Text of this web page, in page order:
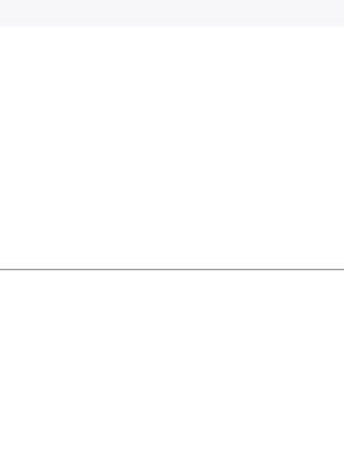
หญ่ รับจ้างทำโ
รับโพสอสังห
บขายบ้าน รับโพสอสังหา ติดหน้าแรกกูเกิ้ล